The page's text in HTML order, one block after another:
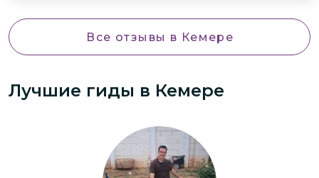
Все отзывы в Кемере
Лучшие гиды в Кемере